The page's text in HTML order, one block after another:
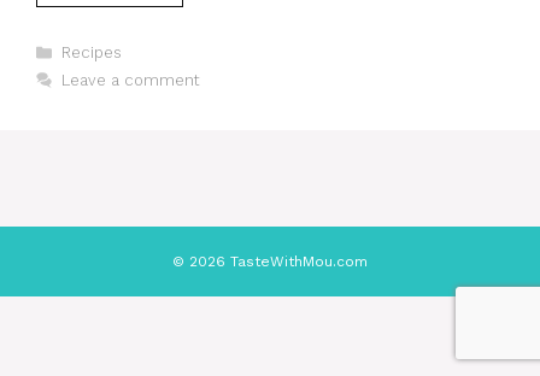
Categories
Recipes
Leave a comment
© 2026 TasteWithMou.com